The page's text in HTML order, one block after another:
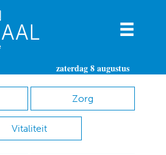
zaterdag 8 augustus
Zorg
Vitaliteit